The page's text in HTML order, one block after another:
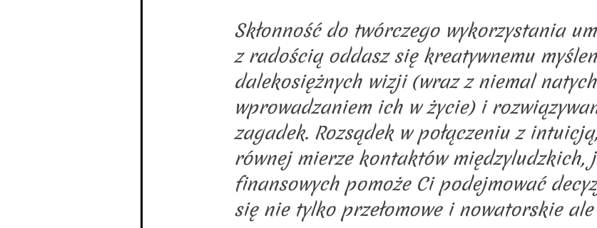
Skłonność do twórczego wykorzystania
z radością oddasz się kreatywnemu
dalekosiężnych wizji (wraz z niemal
wprowadzaniem ich w życie) i
zagadek. Rozsądek w połączeniu z
równej mierze kontaktów międzyludzkich,
finansowych pomoże Ci podejmować
się nie tylko przełomowe i nowatorskie ale